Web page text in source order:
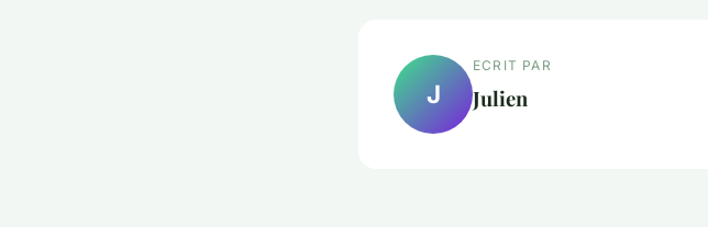
J
ECRIT PAR
Julien